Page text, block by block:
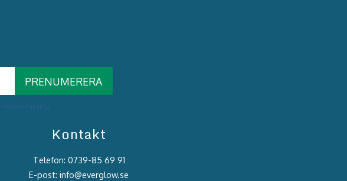
PRENUMERERA
integritetspolicy.
Kontakt
Telefon: 0739-85 69 91
E-post: info@everglow.se